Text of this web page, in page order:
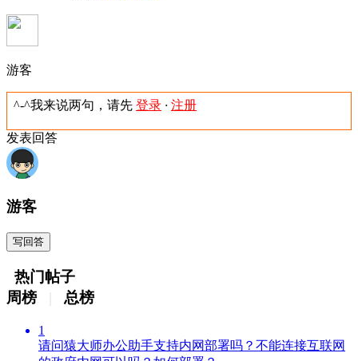
游客
^-^我来说两句，请先 登录 · 注册
发表回答
游客
写回答
热门帖子
周榜
总榜
1
请问猿大师办公助手支持内网部署吗？不能连接互联网